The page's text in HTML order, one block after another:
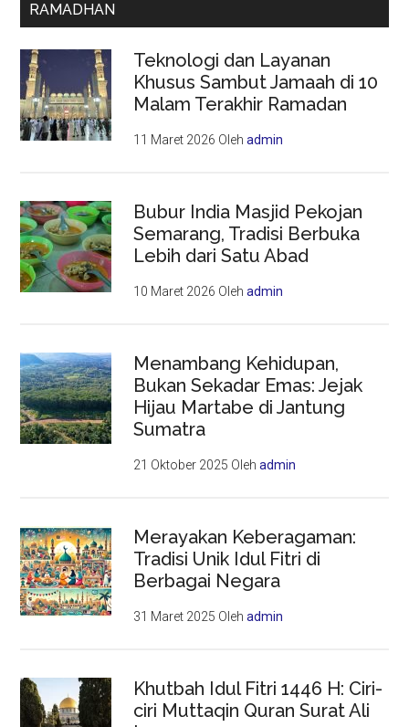
RAMADHAN
Teknologi dan Layanan
Khusus Sambut Jamaah di 10
Malam Terakhir Ramadan
11 Maret 2026 Olehadmin
Bubur India Masjid Pekojan
Semarang, Tradisi Berbuka
Lebih dari Satu Abad
10 Maret 2026 Olehadmin
Menambang Kehidupan,
Bukan Sekadar Emas: Jejak
Hijau Martabe di Jantung
Sumatra
21 Oktober 2025 Olehadmin
Merayakan Keberagaman:
Tradisi Unik Idul Fitri di
Berbagai Negara
31 Maret 2025 Olehadmin
Khutbah Idul Fitri 1446 H: Ciri-
ciri Muttaqin Quran Surat Ali